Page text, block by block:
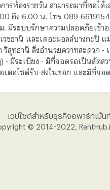
ารห้องรายวัน สามารถมาที่หอไ
ถึง 6.00 น. โทร 089-
มีระบบรักษาความปลอดภัยเข้า
วชธานี และเดอะมอลล์บางกะปิ
สุทธานี สิ่งอำนวยควาทสะดวก
- มีระเบียง - มีที่จอดรถเป็นสัดส
เตอไซด์รับ-ส่งในซอย และมีที่จ
เวปไซด์สำหรับธุรกิจอพาร์ทเม้น
© 2014-2022,